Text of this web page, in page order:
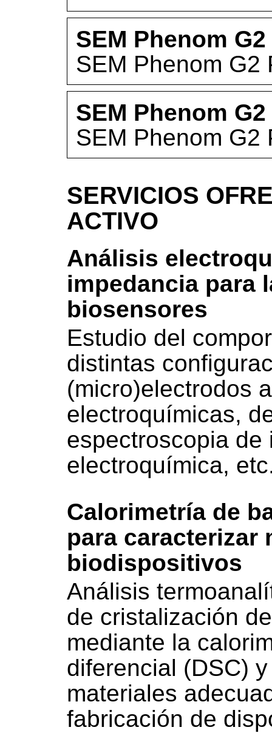
SEM Phenom
SEM Phenom G2
SEM Phenom
SEM Phenom G2
SERVICIOS
ACTIVO
Análisis
impedancia para
biosensores
Estudio del
distintas
(micro)electrodos
electroquímicas,
espectroscopia de
electroquímica,
Calorimetría de
para caracterizar
biodispositivos
Análisis
de cristalización
mediante la
diferencial (DSC)
materiales
fabricación de